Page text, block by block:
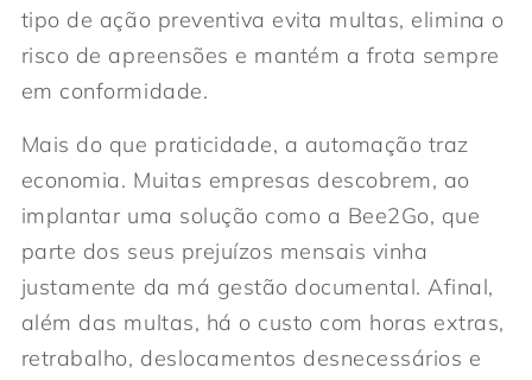
tipo de ação preventiva evita multas, elimina o
risco de apreensões e mantém a frota sempre
em conformidade.
Mais do que praticidade, a automação traz
economia. Muitas empresas descobrem, ao
implantar uma solução como a Bee2Go, que
parte dos seus prejuízos mensais vinha
justamente da má gestão documental. Afinal,
além das multas, há o custo com horas extras,
retrabalho, deslocamentos desnecessários e